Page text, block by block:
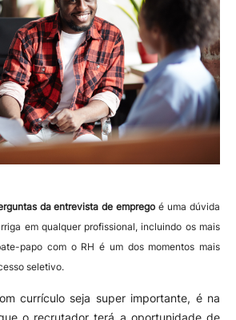
da entrevista de emprego é uma dúvida
em qualquer profissional, incluindo os mais
papo com o RH é um dos momentos mais
seletivo.
currículo seja super importante, é na
o recrutador terá a oportunidade de